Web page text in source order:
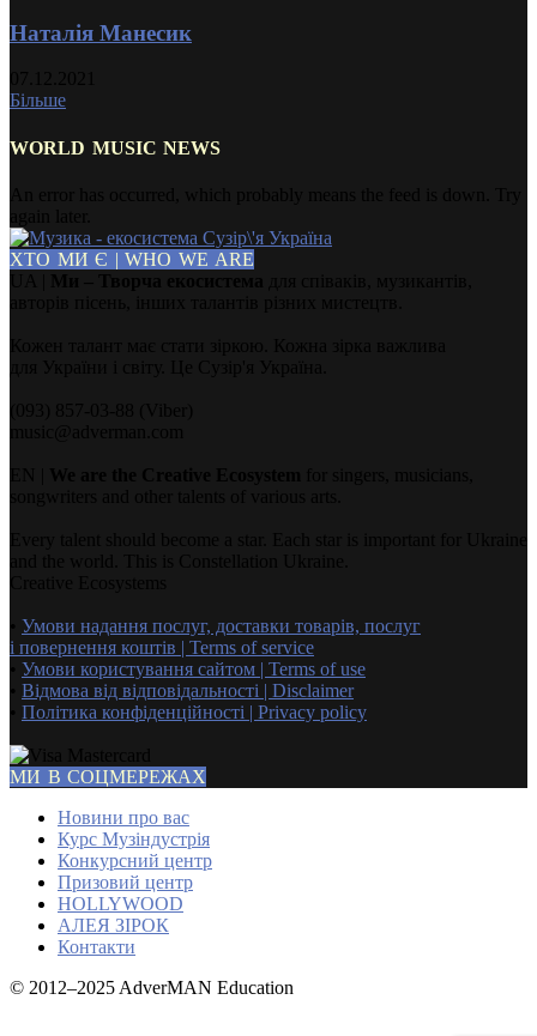
Наталія Манесик
Більше
WORLD MUSIC NEWS
ХТО МИ Є | WHO WE ARE
Умови надання послуг, доставки товарів, послуг
і повернення коштів | Terms of service
Умови користування сайтом | Terms of use
Відмова від відповідальності | Disclaimer
Політика конфіденційності | Privacy policy
МИ В СОЦМЕРЕЖАХ
Новини про вас
Курс Музіндустрія
Конкурсний центр
Призовий центр
HOLLYWOOD
АЛЕЯ ЗІРОК
Контакти
© 2012–2025 AdverMAN Education